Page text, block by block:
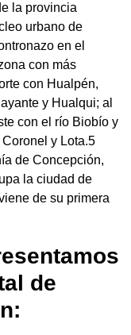
la provincia
urbano de
en el
con más
con Hualpén,
y Hualqui; al
con el río Biobío y
y Lota.5
de Concepción,
la ciudad de
de su primera
de